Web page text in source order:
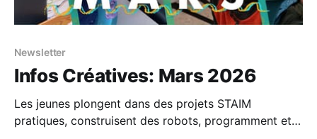
Newsletter
Infos Créatives: Mars 2026
Les jeunes plongent dans des projets STAIM
pratiques, construisent des robots, programment et